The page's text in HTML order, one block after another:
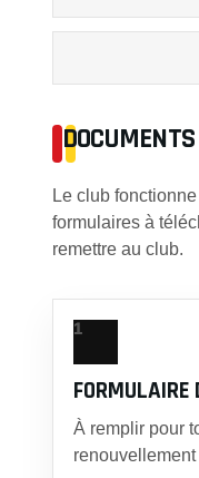
Le club
formulaires à
remettre au club.
1
FORMULAIRE
À remplir pour